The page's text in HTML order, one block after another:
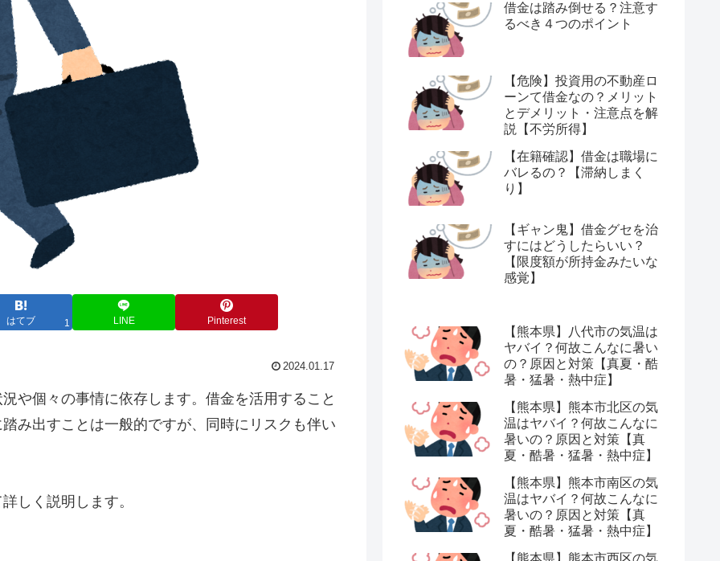
はてブ 1 LINE Pinterest
2024.01.17
や個々の事情に依存します。借金を活用すること
み出すことは一般的ですが、同時にリスクも伴い
しく説明します。
借金は踏み倒せる？注意す
るべき４つのポイント
【危険】投資用の不動産ロ
ーンて借金なの？メリット
とデメリット・注意点を解
説【不労所得】
【在籍確認】借金は職場に
バレるの？【滞納しまく
り】
【ギャン鬼】借金グセを治
すにはどうしたらいい？
【限度額が所持金みたいな
感覚】
【熊本県】八代市の気温は
ヤバイ？何故こんなに暑い
の？原因と対策【真夏・酷
暑・猛暑・熱中症】
【熊本県】熊本市北区の気
温はヤバイ？何故こんなに
暑いの？原因と対策【真
夏・酷暑・猛暑・熱中症】
【熊本県】熊本市南区の気
温はヤバイ？何故こんなに
暑いの？原因と対策【真
夏・酷暑・猛暑・熱中症】
【熊本県】熊本市西区の気